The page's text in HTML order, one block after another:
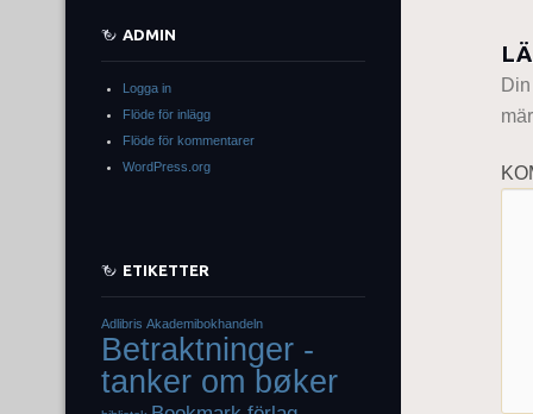
ADMIN
Logga in
Flöde för inlägg
Flöde för kommentarer
WordPress.org
ETIKETTER
Adlibris Akademibokhandeln
Betraktninger -
tanker om bøker